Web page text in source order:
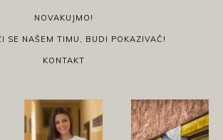
NOVAKUJMO!
SE NAŠEM TIMU, BUDI POKAZIVAČ!
KONTAKT